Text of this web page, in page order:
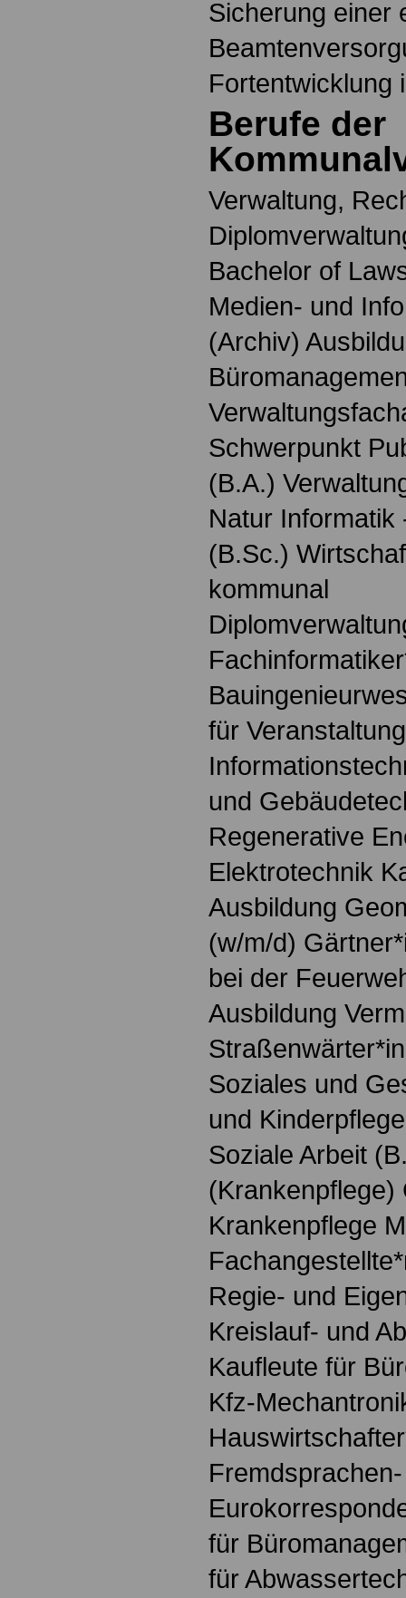
Sicherung einer
Fortentwicklung
Berufe der
Verwaltung,
Bachelor of
Medien- und
(Archiv)
Schwerpunkt
(B.A.)
Natur Informatik
(B.Sc.)
kommunal
für
und
Regenerative
Elektrotechnik
Ausbildung
(w/m/d)
bei der
Ausbildung
Soziales und
und
Soziale Arbeit
(Krankenpflege)
Krankenpflege
Regie- und
Kreislauf- und
Kaufleute für
Kfz-
Fremdsprachen-
für
für